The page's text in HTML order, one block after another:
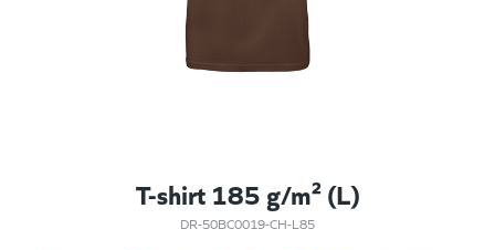
T-shirt 185 g/m² (L)
DR-50BC0019-CH-L85